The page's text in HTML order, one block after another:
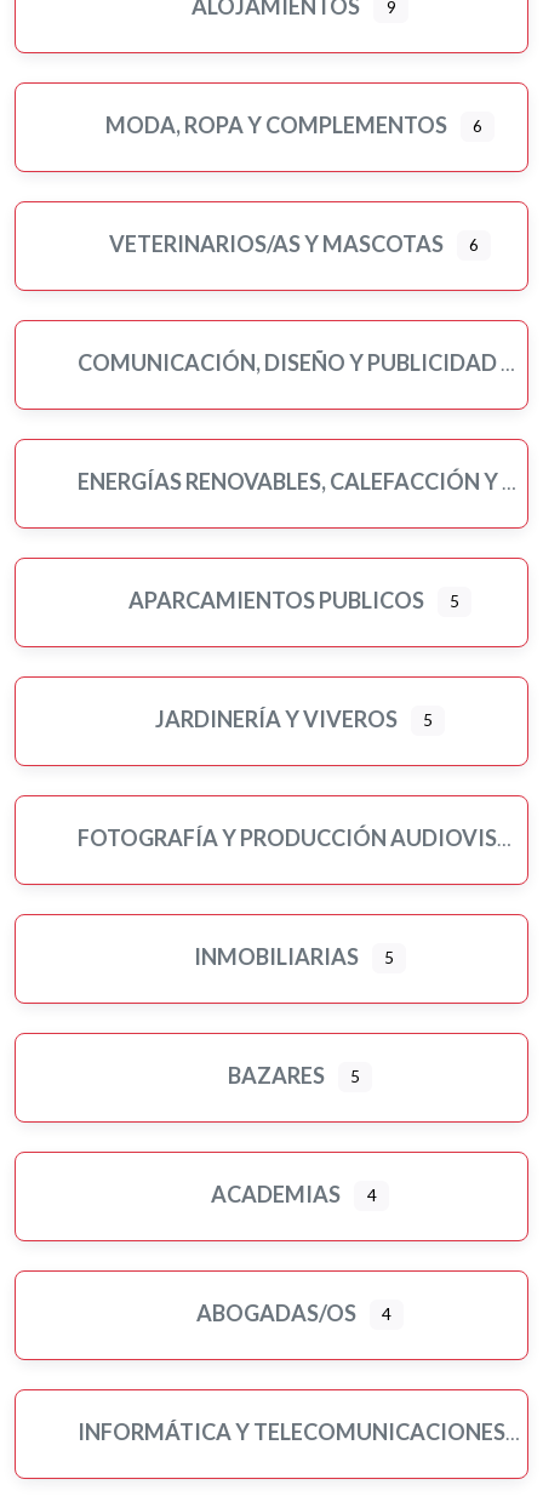
ALOJAMIENTOS 9
MODA, ROPA Y COMPLEMENTOS 6
VETERINARIOS/AS Y MASCOTAS 6
COMUNICACIÓN, DISEÑO Y PUBLICIDAD
ENERGÍAS RENOVABLES, CALEFACCIÓN Y FONTANERÍA
APARCAMIENTOS PUBLICOS 5
JARDINERÍA Y VIVEROS 5
FOTOGRAFÍA Y PRODUCCIÓN AUDIOVISUAL
INMOBILIARIAS 5
BAZARES 5
ACADEMIAS 4
ABOGADAS/OS 4
INFORMÁTICA Y TELECOMUNICACIONES